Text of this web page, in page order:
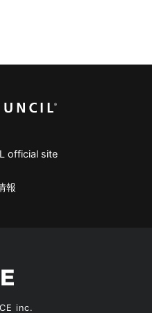
official site
報
inc.